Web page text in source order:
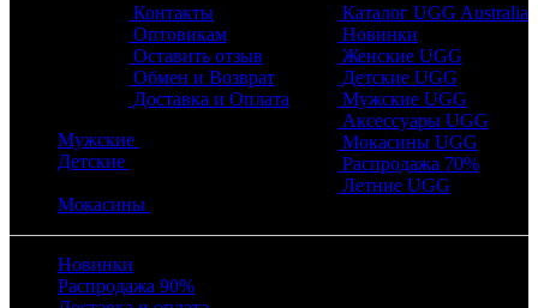
Каталог UGG Australia
Новинки
Женские UGG
Детские UGG
Мужские UGG
Аксессуары UGG
Мокасины UGG
Распродажа 70%
Летние UGG
Контакты
Оптовикам
Оставить отзыв
Обмен и Возврат
Доставка и Оплата
Мужские
Детские
Мокасины
Новинки
Распродажа 90%